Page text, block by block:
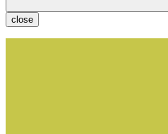
close